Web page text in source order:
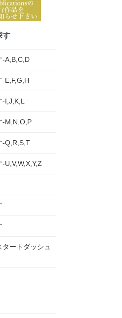
す
-A,B,C,D
E,F,G,H
-I,J,K,L
-M,N,O,P
-Q,R,S,T
U,V,W,X,Y,Z
ートダッシュ